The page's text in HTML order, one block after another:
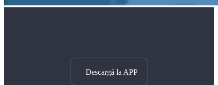
Descargá la APP